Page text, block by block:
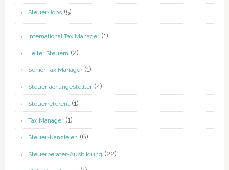
Steuer-Jobs(5)
International Tax Manager(1)
Leiter Steuern (2)
Senior Tax Manager(1)
Steuerfachangestellter(4)
Steuerreferent(1)
Tax Manager(1)
Steuer-Kanzleien (6)
Steuerberater-Ausbildung (22)